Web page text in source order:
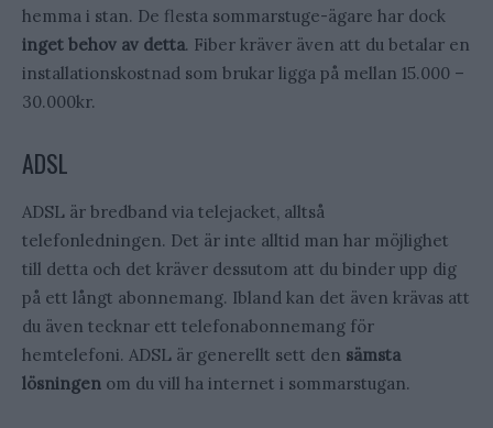
hemma i stan. De flesta sommarstuge-ägare har dock
inget behov av detta. Fiber kräver även att du betalar en
installationskostnad som brukar ligga på mellan 15.000 –
30.000kr.
ADSL
ADSL är bredband via telejacket, alltså
telefonledningen. Det är inte alltid man har möjlighet
till detta och det kräver dessutom att du binder upp dig
på ett långt abonnemang. Ibland kan det även krävas att
du även tecknar ett telefonabonnemang för
hemtelefoni. ADSL är generellt sett den sämsta
lösningen om du vill ha internet i sommarstugan.